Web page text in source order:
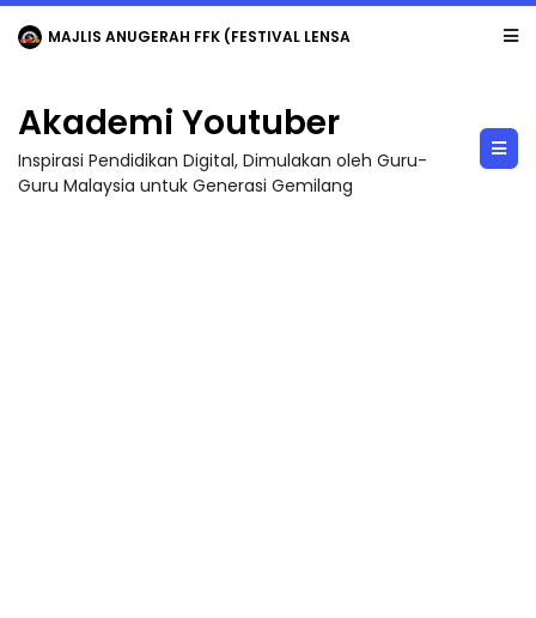
LIVE 🔴 [LIVE] MATEMATIK SR, WANG TAHUN 6 OLEH CIKGU ANITA #ALLINONE #141 #...
Akademi Youtuber
Inspirasi Pendidikan Digital, Dimulakan oleh Guru-
Guru Malaysia untuk Generasi Gemilang